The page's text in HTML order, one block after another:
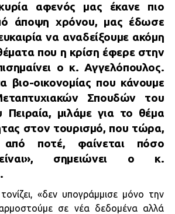
αφενός μας έκανε πιο
άποψη χρόνου, μας έδωσε
να αναδείξουμε ακόμη
που η κρίση έφερε στην
ο κ. Αγγελόπουλος.
βιο-οικονομίας που κάνουμε
Σπουδών του
Πειραία, μιλάμε για το θέμα
στον τουρισμό, που τώρα,
από ποτέ, φαίνεται πόσο
σημειώνει ο κ.
«δεν υπογράμμισε μόνο την
σε νέα δεδομένα αλλά